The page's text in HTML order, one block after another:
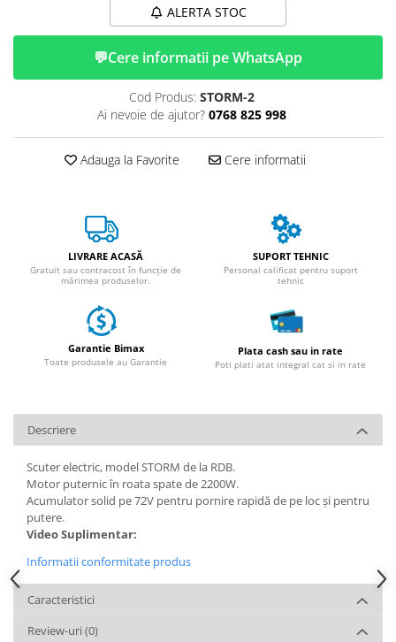
Toate accesoriile la Triciclete
PRO / PRO2
Scooter 4 Ultra
Piese Xiaomi Scooter 5
Piese Xiaomi Scooter Elite
Piese Xiaomi Scooter 5 PRO
Piese Xiaomi Scooter 6 MAX
Piese Xiaomi Scooter 6
Scooter 4 Lite
Accesorii Trotinete
Piese Segway/Ninebot
ES1, ES2, ES3
Ninebot Segway ZT3 PRO
ALERTA STOC
💬Cere informatii pe WhatsApp
Cod Produs: STORM-2
Ai nevoie de ajutor? 0768 825 998
Adauga la Favorite Cere informatii
LIVRARE ACASĂ
Gratuit sau contracost în funcție de
mărimea produselor.
SUPORT TEHNIC
Personal calificat pentru suport
tehnic
Garantie Bimax
Toate produsele au Garantie
Plata cash sau in rate
Poti plati atat integral cat si in rate
Descriere
Scuter electric, model STORM de la RDB.
Motor puternic în roata spate de 2200W.
Acumulator solid pe 72V pentru pornire rapidă de pe loc și pentru
putere.
Video Suplimentar:
Informatii conformitate produs
Caracteristici
Review-uri (0)